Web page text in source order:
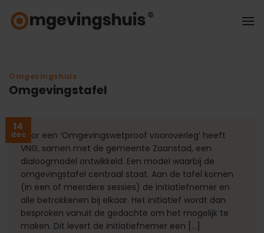
naar
Omgevingshuis
Omgevingstafel
14
decVoor een ‘Omgevingswetproof vooroverleg’ heeft
VNG, samen met de gemeente Zaanstad, een
dialoogmodel ontwikkeld. Een model waarbij de
omgevingstafel centraal staat. Aan de tafel komen
(in een of meerdere sessies) de initiatiefnemer en
alle betrokkenen bij elkaar. Het initiatief wordt dan
besproken vanuit de gedachte om het mogelijk te
maken. Dit levert de initiatiefnemer een […]